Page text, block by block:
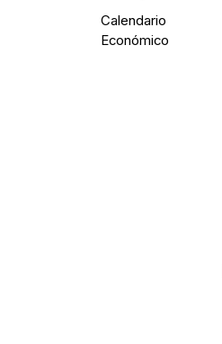
Calendario
Económico